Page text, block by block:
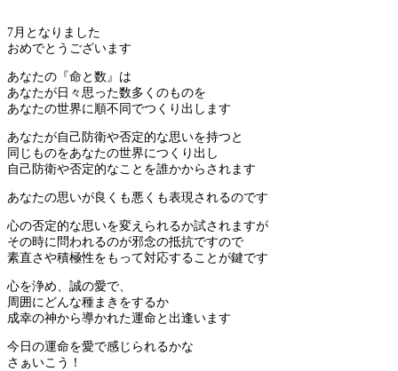
7月となりました
おめでとうございます
あなたの『命と数』は
あなたが日々思った数多くのものを
あなたの世界に順不同でつくり出します
あなたが自己防衛や否定的な思いを持つと
同じものをあなたの世界につくり出し
自己防衛や否定的なことを誰かからされます
あなたの思いが良くも悪くも表現されるのです
心の否定的な思いを変えられるか試されますが
その時に問われるのが邪念の抵抗ですので
素直さや積極性をもって対応することが鍵です
心を浄め、誠の愛で、
周囲にどんな種まきをするか
成幸の神から導かれた運命と出逢います
今日の運命を愛で感じられるかな
さぁいこう！